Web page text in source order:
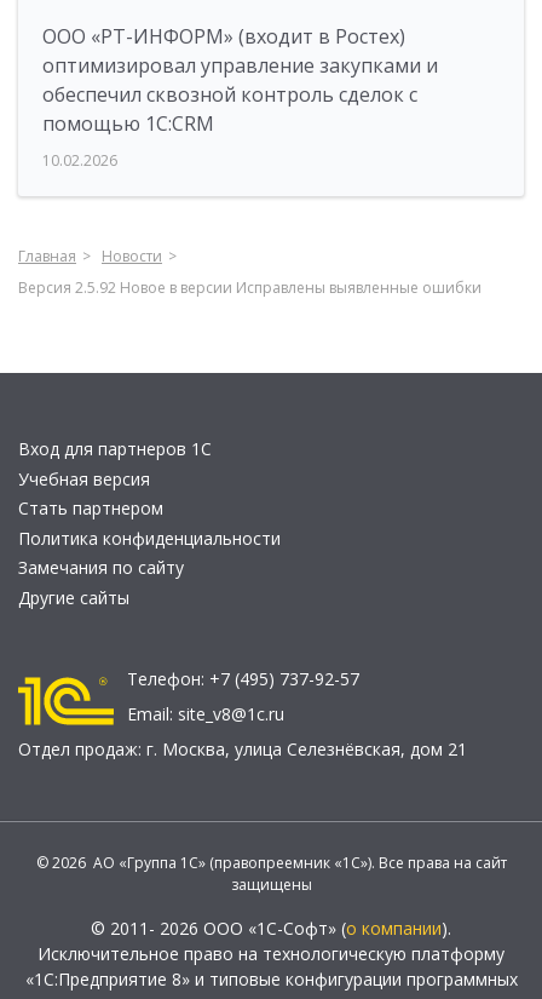
ООО «РТ-ИНФОРМ» (входит в Ростех)
оптимизировал управление закупками и
обеспечил сквозной контроль сделок с
помощью 1С:CRM
10.02.2026
Главная
Новости
Версия 2.5.92 Новое в версии Исправлены выявленные ошибки
Вход для партнеров 1С
Учебная версия
Стать партнером
Политика конфиденциальности
Замечания по сайту
Другие сайты
Телефон: +7 (495) 737-92-57
Email: site_v8@1c.ru
Отдел продаж: г. Москва, улица Селезнёвская, дом 21
© 2026 АО «Группа 1С» (правопреемник «1С»). Все права на сайт
защищены
© 2011- 2026 ООО «1С-Софт» (о компании).
Исключительное право на технологическую платформу
«1С:Предприятие 8» и типовые конфигурации программных